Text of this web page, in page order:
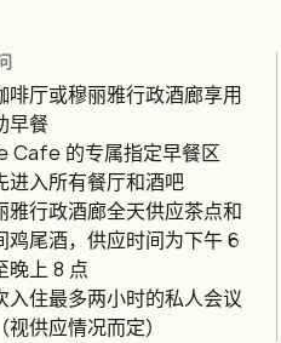
啡厅或穆丽雅行政酒廊享用
早餐
Cafe 的专属指定早餐区
进入所有餐厅和酒吧
雅行政酒廊全天供应茶点和
鸡尾酒，供应时间为下午 6
晚上 8 点
入住最多两小时的私人会议
视供应情况而定）